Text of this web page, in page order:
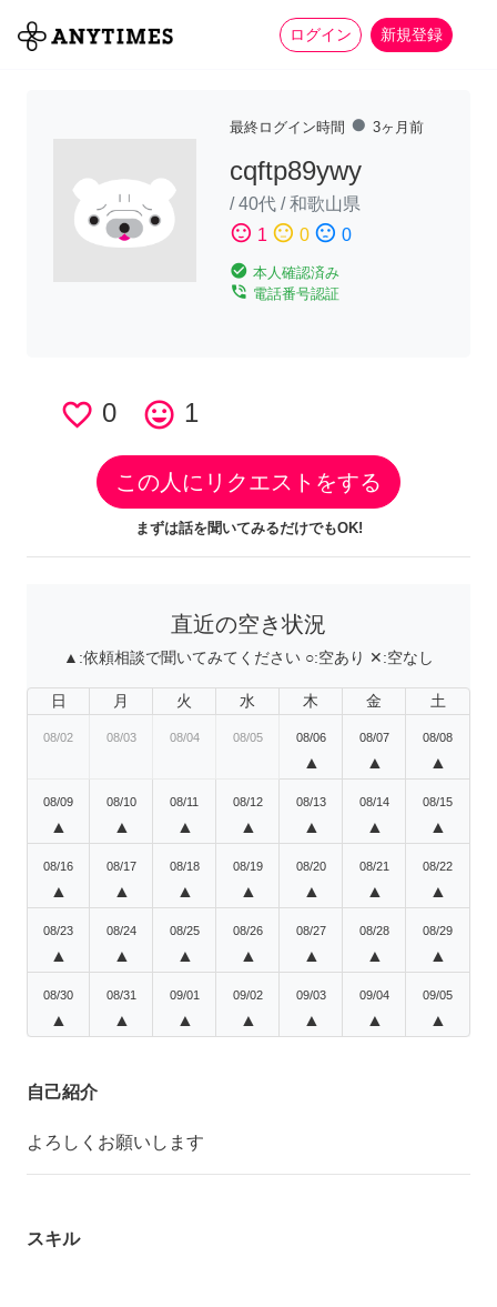
ログイン 新規登録
全て 家事 more_horiz
最終ログイン時間 fiber_manual_record 3ヶ月前
cqftp89ywy
/40代 /和歌山県
sentiment_satisfied 1 sentiment_neutral 0 sentiment_dissatisfied 0
check_circle 本人確認済み
phone_in_talk 電話番号認証
favorite_border 0 tag_faces 1
この人にリクエストをする
まずは話を聞いてみるだけでもOK!
直近の空き状況
▲:依頼相談で聞いてみてください ○:空あり ✕:空なし
日 月 火 水 木 金 土
08/02 08/03 08/04 08/05 08/06
▲
08/07
▲
08/08
▲
08/09
▲
08/10
▲
08/11
▲
08/12
▲
08/13
▲
08/14
▲
08/15
▲
08/16
▲
08/17
▲
08/18
▲
08/19
▲
08/20
▲
08/21
▲
08/22
▲
08/23
▲
08/24
▲
08/25
▲
08/26
▲
08/27
▲
08/28
▲
08/29
▲
08/30
▲
08/31
▲
09/01
▲
09/02
▲
09/03
▲
09/04
▲
09/05
▲
自己紹介
よろしくお願いします
スキル